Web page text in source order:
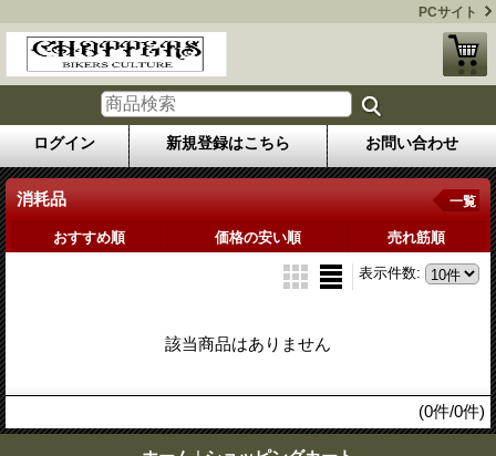
PCサイト
ログイン 新規登録はこちら お問い合わせ
消耗品 一覧
おすすめ順 価格の安い順 売れ筋順
表示件数:
該当商品はありません
(0件/0件)